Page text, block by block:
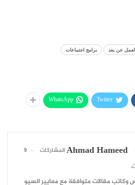
عن بعد
برامج اجتماعات
Twitter
WhatsApp
Ahmad Hameed
9
مقالات متوافقة مع معايير السيو